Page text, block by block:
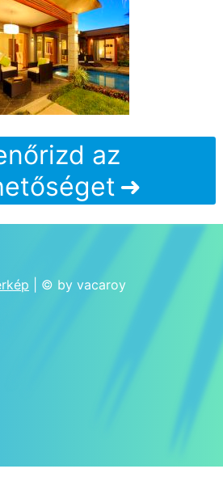
az
| © by vacaroy